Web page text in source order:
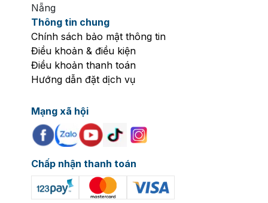
Nẵng
Thông tin chung
Chính sách bảo mật thông tin
Điều khoản & điều kiện
Điều khoản thanh toán
Hướng dẫn đặt dịch vụ
Mạng xã hội
Chấp nhận thanh toán